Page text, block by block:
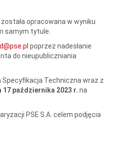
opracowana w wyniku
samym tytule.
poprzez nadesłanie
do nieupubliczniania
Techniczna wraz z
17 października 2023 r. na
PSE S.A. celem podjęcia